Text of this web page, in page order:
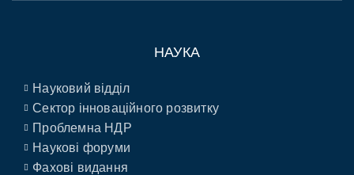
НАУКА
Науковий відділ
Сектор інноваційного розвитку
Проблемна НДР
Наукові форуми
Фахові видання